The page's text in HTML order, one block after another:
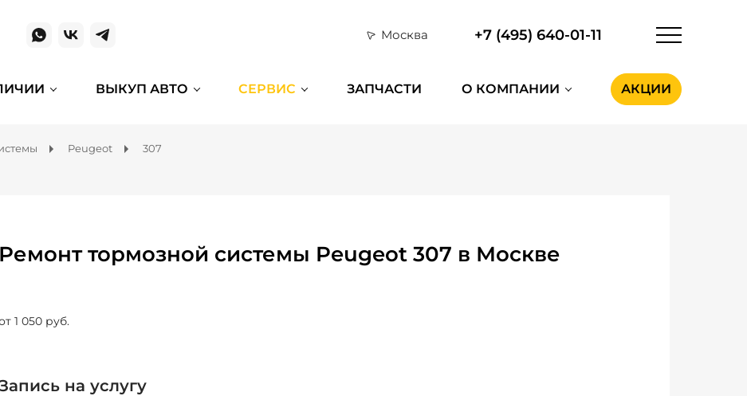
Москва +7 (495) 640-01-11
ВЫКУП АВТО СЕРВИС ЗАПЧАСТИ О КОМПАНИИ АКЦИИ
Peugeot 307
Ремонт тормозной системы Peugeot 307 в Москве
1 050 руб.
на услугу